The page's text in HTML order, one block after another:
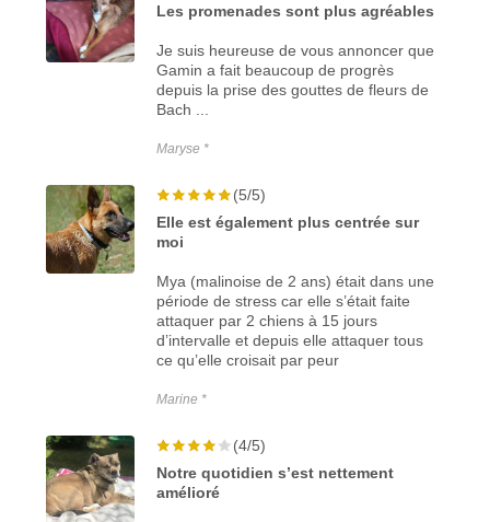
Les promenades sont plus agréables
Je suis heureuse de vous annoncer que
Gamin a fait beaucoup de progrès
depuis la prise des gouttes de fleurs de
Bach ...
Maryse *
(5/5)
Elle est également plus centrée sur
moi
Mya (malinoise de 2 ans) était dans une
période de stress car elle s’était faite
attaquer par 2 chiens à 15 jours
d’intervalle et depuis elle attaquer tous
ce qu’elle croisait par peur
Marine *
(4/5)
Notre quotidien s’est nettement
amélioré